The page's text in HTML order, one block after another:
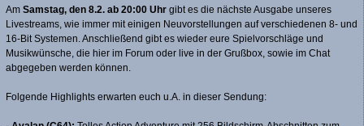
Am Samstag, den 8.2. ab 20:00 Uhr gibt es die nächste Ausgabe unseres
Livestreams, wie immer mit einigen Neuvorstellungen auf verschiedenen 8- und
16-Bit Systemen. Anschließend gibt es wieder eure Spielvorschläge und
Musikwünsche, die hier im Forum oder live in der Grußbox, sowie im Chat
abgegeben werden können.
Folgende Highlights erwarten euch u.A. in dieser Sendung: